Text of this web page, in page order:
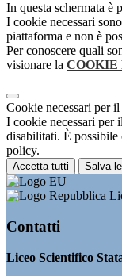
In questa schermata è
I cookie necessari
piattaforma e non è
Per conoscere quali
visionare la COOKIE
Cookie necessari per
I cookie necessari per
disabilitati. È possibile
policy.
Accetta tutti Salva
Contatti
Liceo Scientifico